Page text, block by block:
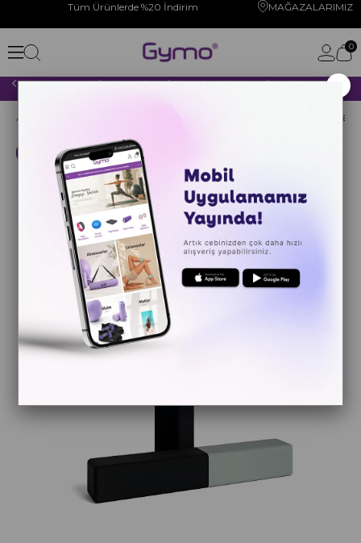
Tüm Ürünlerde %20 İndirim MAĞAZALARIMIZ
0
2000 TL VE ÜZERİ YAPACAĞINIZ TÜM ALIŞVERİŞLERİNİZDE KARGO ÜCRETSİZ!
Anasayfa
Kargo Bedava